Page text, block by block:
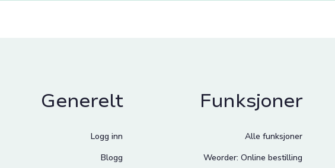
Generelt
Logg inn
Blogg
Funksjoner
Alle funksjoner
Weorder: Online bestilling